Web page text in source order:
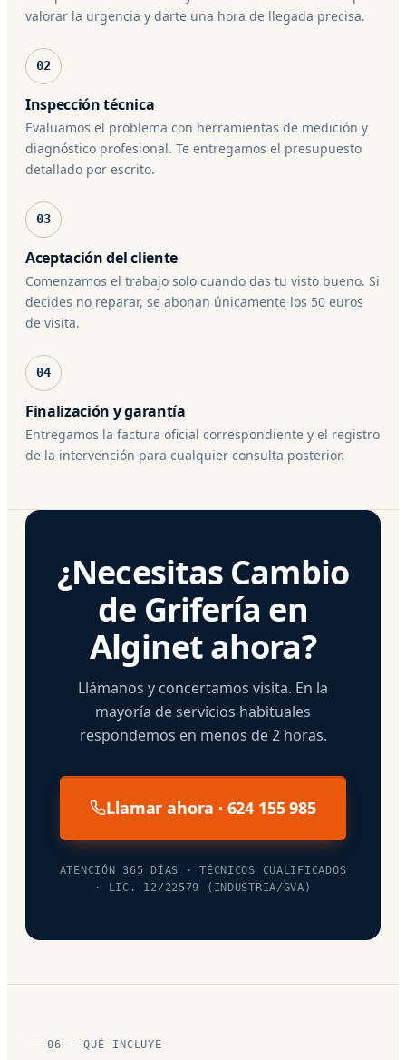
valorar la urgencia y darte una hora de llegada precisa.
02
Inspección técnica
Evaluamos el problema con herramientas de medición y
diagnóstico profesional. Te entregamos el presupuesto
detallado por escrito.
03
Aceptación del cliente
Comenzamos el trabajo solo cuando das tu visto bueno. Si
decides no reparar, se abonan únicamente los 50 euros
de visita.
04
Finalización y garantía
Entregamos la factura oficial correspondiente y el registro
de la intervención para cualquier consulta posterior.
¿Necesitas Cambio
de Grifería en
Alginet ahora?
Llámanos y concertamos visita. En la
mayoría de servicios habituales
respondemos en menos de 2 horas.
Llamar ahora · 624 155 985
ATENCIÓN 365 DÍAS · TÉCNICOS CUALIFICADOS
· LIC. 12/22579 (INDUSTRIA/GVA)
06 — QUÉ INCLUYE